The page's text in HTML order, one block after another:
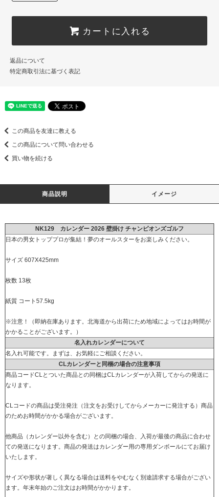
カートに入れる
返品について
特定商取引法に基づく表記
この商品を友達に教える
この商品について問い合わせる
買い物を続ける
商品説明 イメージ
NK129 カレンダー 2026 壁掛け チャンピオンズゴルフ
日本の男女トッププロが集結！夢のオールスターをお楽しみください。
サイズ 607X425mm
枚数 13枚
紙質 コート57.5kg
※注意！（即納在庫あります。北海道から出荷にため地域によってはお時間が
かかることがございます。）
名入れカレンダーについて
名入れ可能です。まずは、お気軽にご相談ください。
CLカレンダーと同梱の場合の注意事項
商品コードCLとついた商品との同梱はCLカレンダーが入荷してからの発送に
なります。
CLコードの商品は受注発注（注文をお受けしてからメーカーに発注する）商品
のためお時間がかかる場合がございます。
他商品（カレンダー以外を含む）との同梱の場合、入荷が最後の商品に合わせ
ての発送になります。商品の発送はカレンダー用の専用ダンボールにてお届け
いたします。
サイズや形状が著しく異なる場合は送料をやむなく別途請求する場合がござい
ます。年末年始のご注文はお時間がかかります。